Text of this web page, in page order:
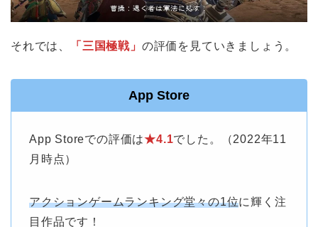
それでは、 「三国極戦」 の評価を見ていきましょう。
App Store
App Storeでの評価は★4.1でした。（2022年11
月時点）
アクションゲームランキング堂々の1位に輝く注
目作品です！